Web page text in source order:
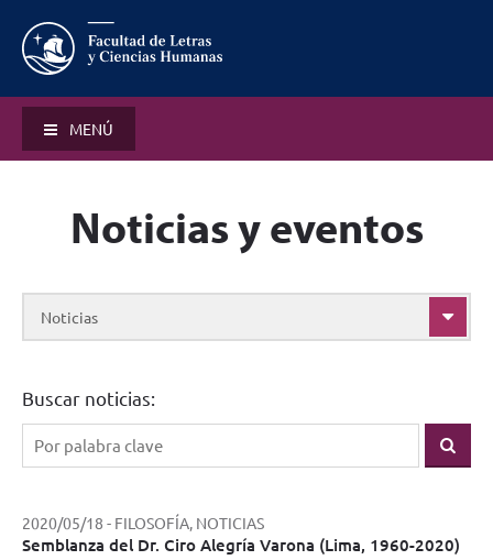
MENÚ
Noticias y eventos
Noticias
Buscar noticias:
2020/05/18 - FILOSOFÍA, NOTICIAS
Semblanza del Dr. Ciro Alegría Varona (Lima, 1960-2020)